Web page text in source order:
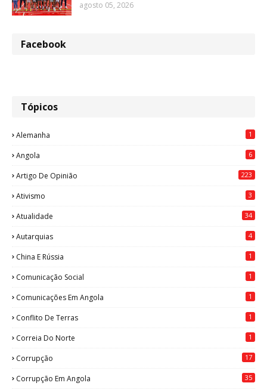
agosto 05, 2026
Facebook
Tópicos
Alemanha 1
Angola 6
Artigo De Opinião 223
Ativismo 3
Atualidade 34
Autarquias 4
China E Rússia 1
Comunicação Social 1
Comunicações Em Angola 1
Conflito De Terras 1
Correia Do Norte 1
Corrupção 17
Corrupção Em Angola 35